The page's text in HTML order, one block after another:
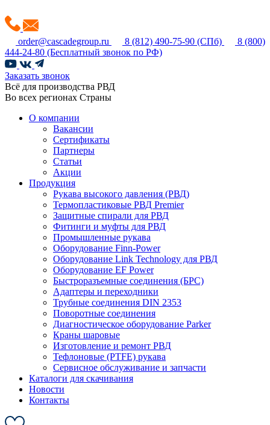
order@cascadegroup.ru 8 (812) 490-75-90 (СПб)
8 (800)
444-24-80 (Бесплатный звонок по РФ)
Заказать звонок
Всё для производства РВД
Во всех регионах Страны
О компании
Вакансии
Сертификаты
Партнеры
Статьи
Акции
Продукция
Рукава высокого давления (РВД)
Термопластиковые РВД Premier
Защитные спирали для РВД
Фитинги и муфты для РВД
Промышленные рукава
Оборудование Finn-Power
Оборудование Link Technology для РВД
Оборудование EF Power
Быстроразъемные соединения (БРС)
Адаптеры и переходники
Трубные соединения DIN 2353
Поворотные соединения
Диагностическое оборудование Parker
Краны шаровые
Изготовление и ремонт РВД
Тефлоновые (PTFE) рукава
Сервисное обслуживание и запчасти
Каталоги для скачивания
Новости
Контакты